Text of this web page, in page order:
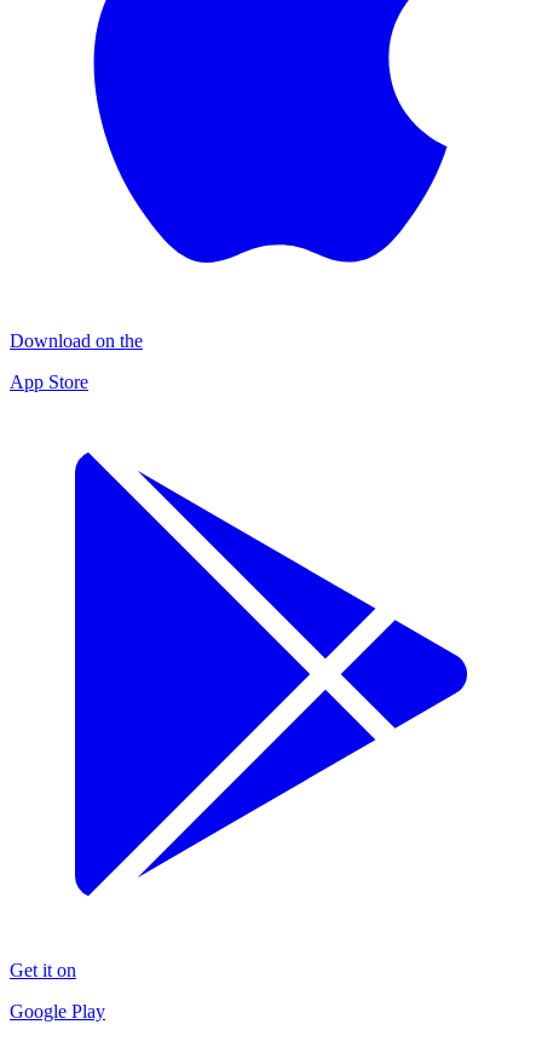
Download on the
App Store
Get it on
Google Play